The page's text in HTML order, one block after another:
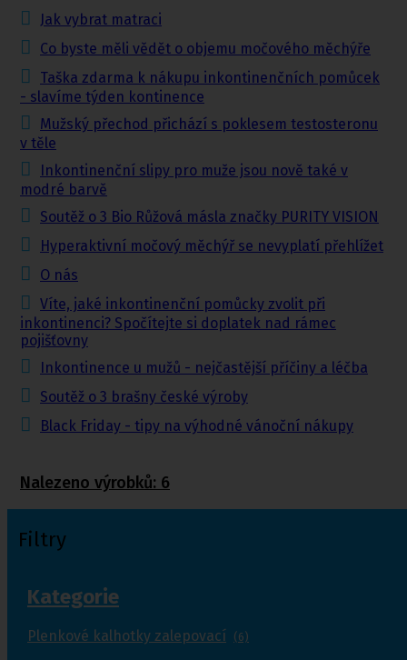
Jak vybrat matraci
Co byste měli vědět o objemu močového měchýře
Taška zdarma k nákupu inkontinenčních pomůcek
- slavíme týden kontinence
Mužský přechod přichází s poklesem testosteronu
v těle
Inkontinenční slipy pro muže jsou nově také v
modré barvě
Soutěž o 3 Bio Růžová másla značky PURITY VISION
Hyperaktivní močový měchýř se nevyplatí přehlížet
O nás
Víte, jaké inkontinenční pomůcky zvolit při
inkontinenci? Spočítejte si doplatek nad rámec
pojišťovny
Inkontinence u mužů - nejčastější příčiny a léčba
Soutěž o 3 brašny české výroby
Black Friday - tipy na výhodné vánoční nákupy
Nalezeno výrobků: 6
Filtry
Kategorie
Plenkové kalhotky zalepovací (6)